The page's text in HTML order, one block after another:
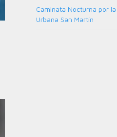
Caminata Nocturna por
Urbana San Martín